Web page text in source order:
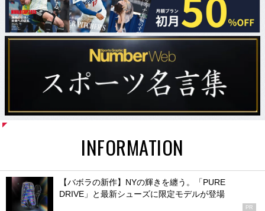
INFORMATION
【バボラの新作】NYの輝きを纏う。「PURE
DRIVE」と最新シューズに限定モデルが登場
PR